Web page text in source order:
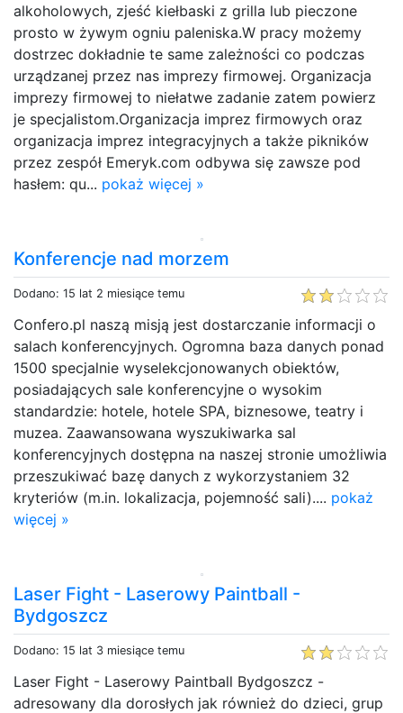
alkoholowych, zjeść kiełbaski z grilla lub pieczone
prosto w żywym ogniu paleniska.W pracy możemy
dostrzec dokładnie te same zależności co podczas
urządzanej przez nas imprezy firmowej. Organizacja
imprezy firmowej to niełatwe zadanie zatem powierz
je specjalistom.Organizacja imprez firmowych oraz
organizacja imprez integracyjnych a także pikników
przez zespół Emeryk.com odbywa się zawsze pod
hasłem: qu... pokaż więcej »
Konferencje nad morzem
Dodano: 15 lat 2 miesiące temu
Confero.pl naszą misją jest dostarczanie informacji o
salach konferencyjnych. Ogromna baza danych ponad
1500 specjalnie wyselekcjonowanych obiektów,
posiadających sale konferencyjne o wysokim
standardzie: hotele, hotele SPA, biznesowe, teatry i
muzea. Zaawansowana wyszukiwarka sal
konferencyjnych dostępna na naszej stronie umożliwia
przeszukiwać bazę danych z wykorzystaniem 32
kryteriów (m.in. lokalizacja, pojemność sali).... pokaż
więcej »
Laser Fight - Laserowy Paintball -
Bydgoszcz
Dodano: 15 lat 3 miesiące temu
Laser Fight - Laserowy Paintball Bydgoszcz -
adresowany dla dorosłych jak również do dzieci, grup